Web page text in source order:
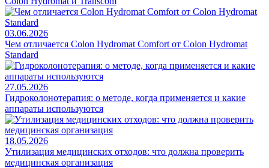
03.06.2026
Чем отличается Colon Hydromat Comfort от Colon Hydromat
Standard
27.05.2026
Гидроколонотерапия: о методе, когда применяется и какие
аппараты используются
18.05.2026
Утилизация медицинских отходов: что должна проверить
медицинская организация